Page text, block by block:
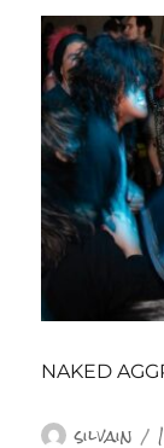
NAKED
Auteur
silvain